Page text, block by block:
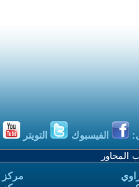
الفيسبوك التويتر
مركز